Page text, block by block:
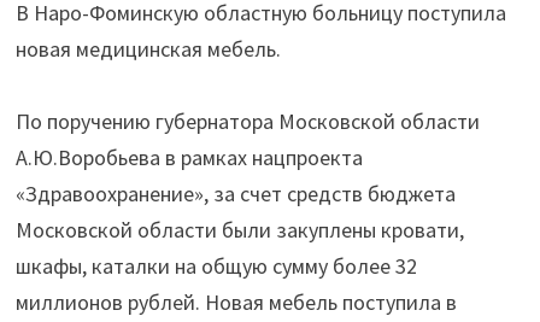
В Наро-Фоминскую областную больницу поступила
новая медицинская мебель.
По поручению губернатора Московской области
А.Ю.Воробьева в рамках нацпроекта
«Здравоохранение», за счет средств бюджета
Московской области были закуплены кровати,
шкафы, каталки на общую сумму более 32
миллионов рублей. Новая мебель поступила в